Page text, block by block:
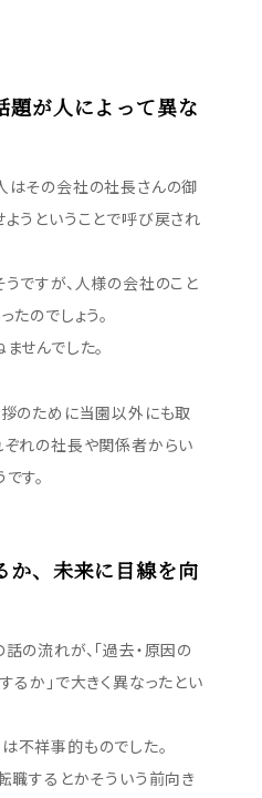
題が人によって異な
はその会社の社長さんの御
うということで呼び戻され
ですが、人様の会社のこと
たのでしょう。
せんでした。
のために当園以外にも取
ぞれの社長や関係者からい
す。
か、未来に目線を向
の流れが、「過去・原因の
るか」で大きく異なったとい
不祥事的ものでした。
職するとかそういう前向き